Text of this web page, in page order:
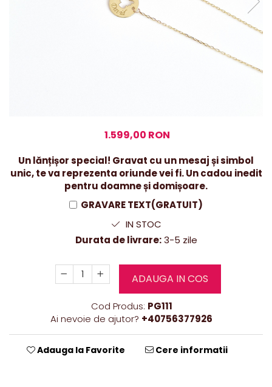
1.599,00 RON
Un lănțișor special! Gravat cu un mesaj și simbol
unic, te va reprezenta oriunde vei fi. Un cadou inedit
pentru doamne și domișoare.
GRAVARE TEXT(GRATUIT)
IN STOC
Durata de livrare:3-5 zile
ADAUGA IN COS
Cod Produs: PG111
Ai nevoie de ajutor? +40756377926
Adauga la Favorite Cere informatii